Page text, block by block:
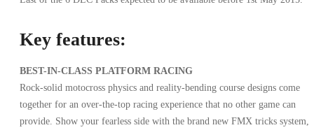
Key features:
BEST-IN-CLASS PLATFORM RACING
Rock-solid motocross physics and reality-bending course designs come
together for an over-the-top racing experience that no other game can
provide. Show your fearless side with the brand new FMX tricks system,